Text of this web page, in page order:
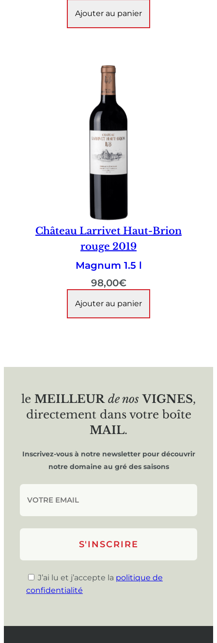
Ajouter au panier
Château Larrivet Haut-Brion
rouge 2019
Magnum 1.5 l
98,00€
Ajouter au panier
le MEILLEUR de nos VIGNES,
directement dans votre boîte
MAIL.
Inscrivez-vous à notre newsletter pour découvrir
notre domaine au gré des saisons
J’ai lu et j’accepte la politique de
confidentialité